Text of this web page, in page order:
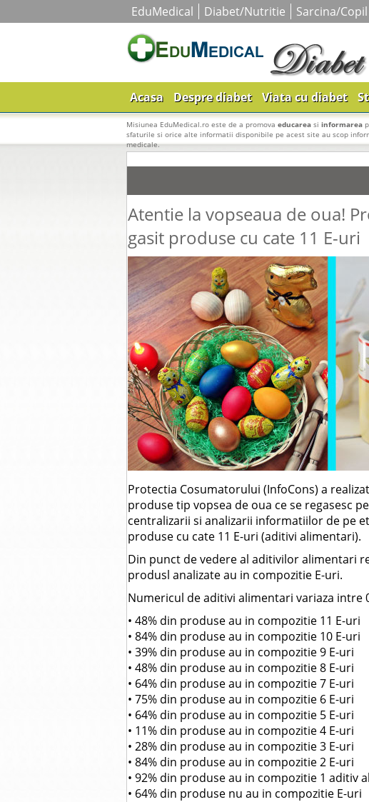
EduMedical Diabet/Nutritie Sarcina/Copil
Acasa Despre diabet Viata cu diabet
Misiunea EduMedical.ro este de a promova educarea si informarea
sfaturile si orice alte informatii disponibile pe acest site au scop
medicale.
Atentie la vopseaua de oua!
gasit produse cu cate 11 E-uri
Protectia Cosumatorului (InfoCons) a
produse tip vopsea de oua ce se regasesc
centralizarii si analizarii informatiilor de pe
produse cu cate 11 E-uri (aditivi alimentari).
Din punct de vedere al aditivilor alimentari
produsl analizate au in compozitie E-uri.
Numericul de aditivi alimentari variaza intre
• 48% din produse au in compozitie 11 E-uri
• 84% din produse au in compozitie 10 E-uri
• 39% din produse au in compozitie 9 E-uri
• 48% din produse au in compozitie 8 E-uri
• 64% din produse au in compozitie 7 E-uri
• 75% din produse au in compozitie 6 E-uri
• 64% din produse au in compozitie 5 E-uri
• 11% din produse au in compozitie 4 E-uri
• 28% din produse au in compozitie 3 E-uri
• 84% din produse au in compozitie 2 E-uri
• 92% din produse au in compozitie 1 aditiv
• 64% din produse nu au in compozitie E-uri